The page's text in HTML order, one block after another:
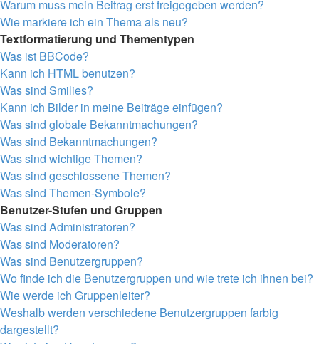
Warum muss mein Beitrag erst freigegeben werden?
Wie markiere ich ein Thema als neu?
Textformatierung und Thementypen
Was ist BBCode?
Kann ich HTML benutzen?
Was sind Smilies?
Kann ich Bilder in meine Beiträge einfügen?
Was sind globale Bekanntmachungen?
Was sind Bekanntmachungen?
Was sind wichtige Themen?
Was sind geschlossene Themen?
Was sind Themen-Symbole?
Benutzer-Stufen und Gruppen
Was sind Administratoren?
Was sind Moderatoren?
Was sind Benutzergruppen?
Wo finde ich die Benutzergruppen und wie trete ich ihnen bei?
Wie werde ich Gruppenleiter?
Weshalb werden verschiedene Benutzergruppen farbig
dargestellt?